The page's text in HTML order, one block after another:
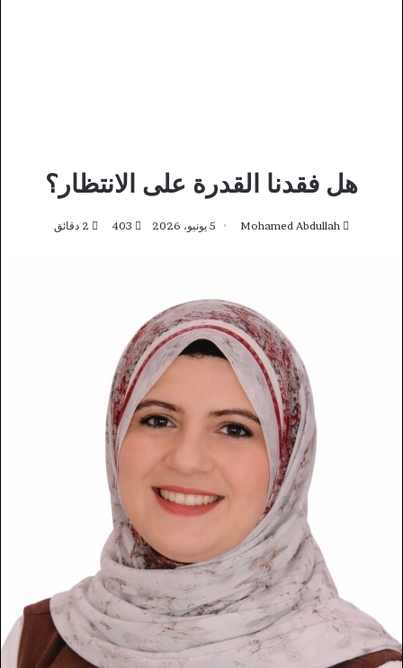
هل فقدنا القدرة على الانتظار؟
Mohamed Abdullah 5 يونيو، 2026 403